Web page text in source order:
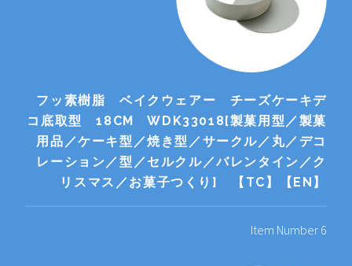
フッ素樹脂 ベイクウェアー チーズケーキデ
コ底取型 18CM WDK33018[製菓用型／製菓
用品／ケーキ型／焼き型／サークル／丸／デコ
レーション／型／セルクル／バレンタイン／ク
リスマス／お菓子つくり] 【TC】【EN】
Item Number 6